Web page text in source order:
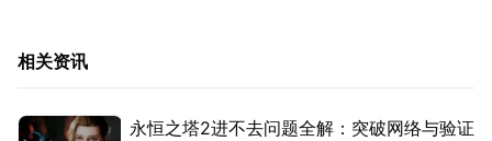
相关资讯
永恒之塔2进不去问题全解：突破网络与验证